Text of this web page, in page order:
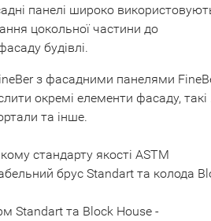
панелі широко
цокольної частини до
будівлі.
з фасадними панелями
окремі елементи фасаду, такі
та інше.
стандарту якості ASTM
брус Standart та колода
Standart та Block House -